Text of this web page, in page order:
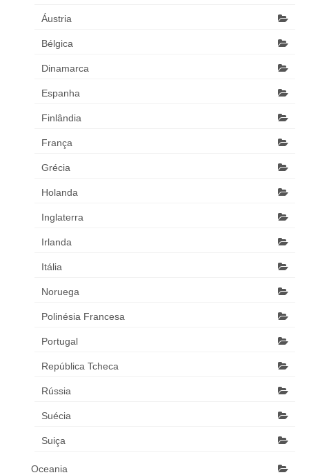
Áustria
Bélgica
Dinamarca
Espanha
Finlândia
França
Grécia
Holanda
Inglaterra
Irlanda
Itália
Noruega
Polinésia Francesa
Portugal
República Tcheca
Rússia
Suécia
Suiça
Oceania